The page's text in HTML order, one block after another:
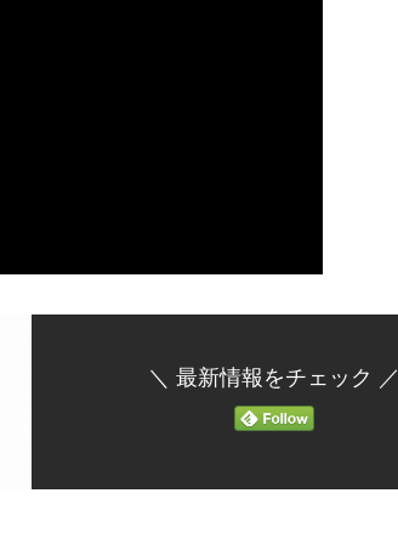
＼ 最新情報をチェック ／